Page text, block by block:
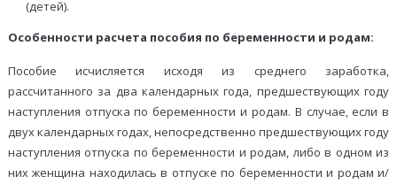
(детей).
Особенности расчета пособия по беременности и родам:
Пособие исчисляется исходя из среднего заработка,
рассчитанного за два календарных года, предшествующих году
наступления отпуска по беременности и родам. В случае, если в
двух календарных годах, непосредственно предшествующих году
наступления отпуска по беременности и родам, либо в одном из
них женщина находилась в отпуске по беременности и родам и/